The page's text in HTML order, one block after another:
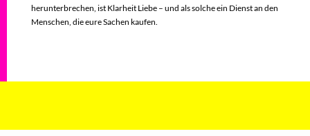
herunterbrechen, ist Klarheit Liebe – und als solche ein Dienst an den
Menschen, die eure Sachen kaufen.